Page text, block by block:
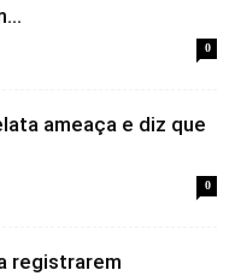
0
ameaça e diz que
0
registrarem